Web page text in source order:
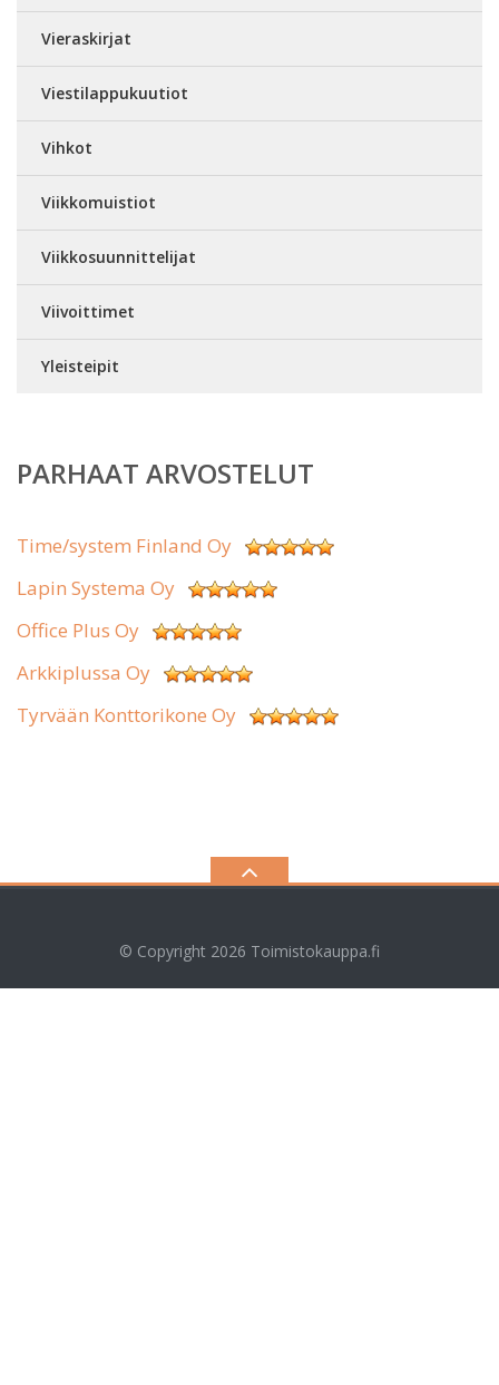
Vieraskirjat
Viestilappukuutiot
Vihkot
Viikkomuistiot
Viikkosuunnittelijat
Viivoittimet
Yleisteipit
PARHAAT ARVOSTELUT
Time/system Finland Oy
Lapin Systema Oy
Office Plus Oy
Arkkiplussa Oy
Tyrvään Konttorikone Oy
© Copyright 2026 Toimistokauppa.fi